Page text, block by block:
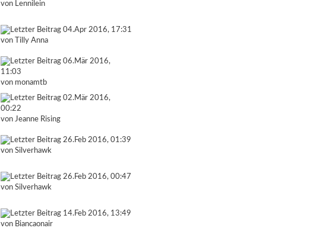
von Lennilein
04.Apr 2016, 17:31
von
Tilly Anna
06.Mär 2016,
11:03
von monamtb
02.Mär 2016,
00:22
von Jeanne Rising
26.Feb 2016, 01:39
von Silverhawk
26.Feb 2016, 00:47
von Silverhawk
14.Feb 2016, 13:49
von Biancaonair